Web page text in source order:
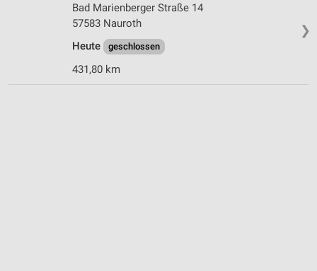
❯
Bad Marienberger Straße 14
57583 Nauroth
Heute
geschlossen
431,80 km